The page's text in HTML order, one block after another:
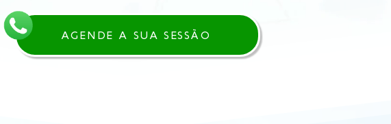
AGENDE A SUA SESSÃO